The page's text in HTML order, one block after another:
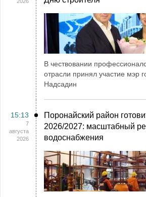
В чествовании
отрасли принял участие мэр
Надсадин
15:13
7
августа
2026
Поронайский район
2026/2027: масштабный
водоснабжения